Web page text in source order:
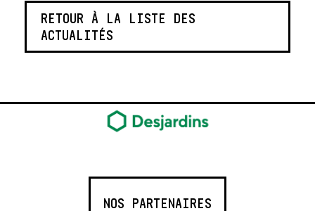
RETOUR À LA LISTE DES
ACTUALITÉS
NOS PARTENAIRES